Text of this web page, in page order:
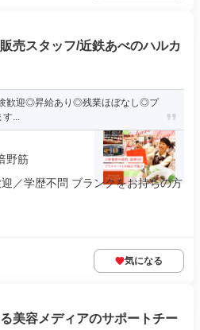
売スタッフ/近鉄あべのハルカ
験歓迎◎昇給あり◎残業ほぼなし◎プ
す...
野筋
／学歴不問 ブランクをお持ちの方
気になる
美容メディアのサポートチー